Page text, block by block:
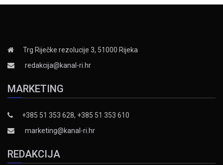
Trg Riječke rezolucije 3, 51000 Rijeka
redakcija@kanal-ri.hr
MARKETING
+385 51 353 628, +385 51 353 610
marketing@kanal-ri.hr
REDAKCIJA